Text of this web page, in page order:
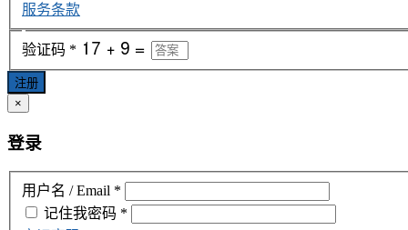
服务条款
验证码 *
注册
×
登录
用户名 / Email *
密码 *
记住我